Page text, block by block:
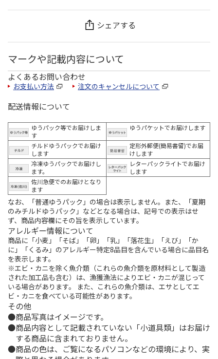
シェアする
マークや記載内容について
よくあるお問い合わせ
お支払い方法 注文のキャンセルについて
配送情報について
ゆうパック等でお届けしま
す
ゆうパケットでお届けします
チルドゆうパックでお届け
します
定形外郵便(簡易書留)でお届
けします
冷凍ゆうパックでお届けし
ます。
レターパックライトでお届け
します
佐川急便でのお届けとなり
ます
なお、「普通ゆうパック」の場合は表示しません。また、「夏期
のみチルドゆうパック」などとなる場合は、記号での表示はせ
ず、商品内容欄にその旨を表示しています。
アレルギー情報について
商品に「小麦」「そば」「卵」「乳」「落花生」「えび」「か
に」「くるみ」のアレルギー特定8品目を含んでいる場合に品目名
を表示します。
※エビ・カニを除く魚介類（これらの魚介類を原材料として製造
された加工品も含む）は、漁獲漁法によりエビ・カニが混じって
いる場合があります。 また、これらの魚介類は、エサとしてエ
ビ・カニを食べている可能性があります。
その他
商品写真はイメージです。
商品内容として記載されていない「小道具類」はお届け
する商品に含まれておりません。
商品の色は、ご覧になるパソコンなどの環境により、実